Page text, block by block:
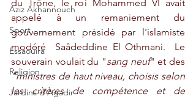
Aziz Akhannouch
Sport
Essaouira
Religion
Jardins d'Agadir
du Trône, le roi Mohammed VI avait
appelé à un remaniement du
gouvernement présidé par l'islamiste
modéré  Saâdeddine El Othmani.  Le
souverain voulait du "sang neuf
"ministres de haut niveau, choisis selon
les critères de compétence et de